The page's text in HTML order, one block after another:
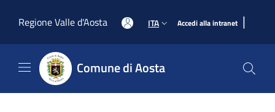
Regione Valle d'Aosta
ITA Accedi alla intranet |
Comune di Aosta